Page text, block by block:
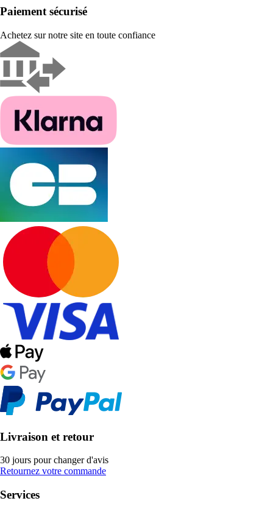
Paiement sécurisé
Achetez sur notre site en toute confiance
Livraison et retour
30 jours pour changer d'avis
Retournez votre commande
Services